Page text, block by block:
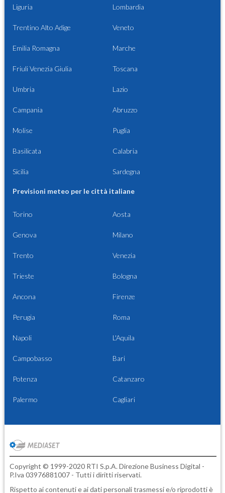
Liguria Lombardia
Trentino Alto Adige Veneto
Emilia Romagna Marche
Friuli Venezia Giulia Toscana
Umbria Lazio
Campania Abruzzo
Molise Puglia
Basilicata Calabria
Sicilia Sardegna
Previsioni meteo per le città italiane
Torino Aosta
Genova Milano
Trento Venezia
Trieste Bologna
Ancona Firenze
Perugia Roma
Napoli L'Aquila
Campobasso Bari
Potenza Catanzaro
Palermo Cagliari
Copyright © 1999-2020 RTI S.p.A. Direzione Business Digital -
P.Iva 03976881007 - Tutti i diritti riservati.
Rispetto ai contenuti e ai dati personali trasmessi e/o riprodotti è